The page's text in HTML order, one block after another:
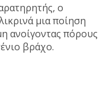
ο
μια ποίηση
ανοίγοντας πόρους
βράχο.